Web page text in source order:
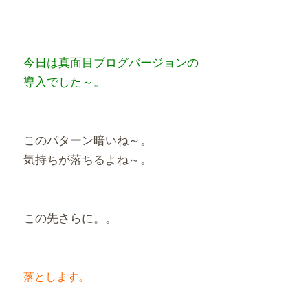
今日は真面目ブログバージョンの
導入でした～。
このパターン暗いね～。
気持ちが落ちるよね～。
この先さらに。。
落とします。